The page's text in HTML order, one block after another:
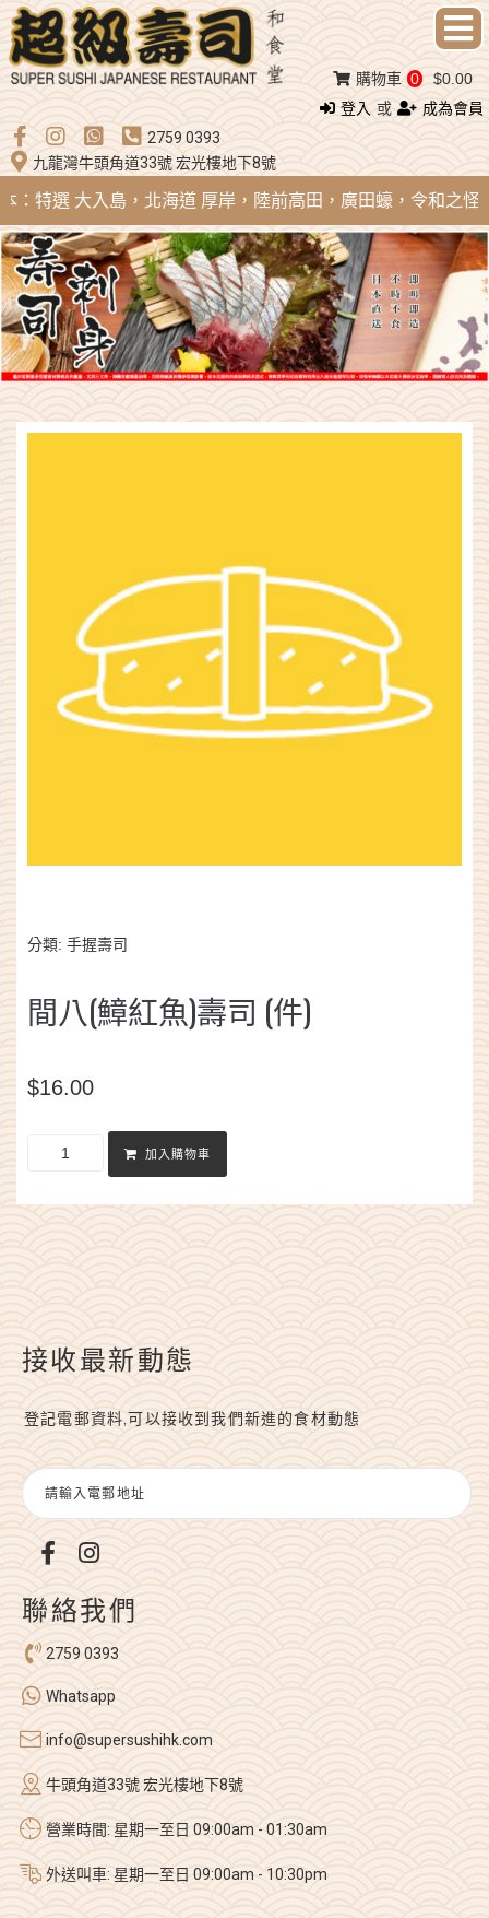
登入 或
成為會員
2759 0393
九龍灣牛頭角道33號 宏光樓地下8號
購物車 0 $0.00
：特選 大入島，北海道 厚岸，陸前高田，廣田蠔，令和之
分類: 手握壽司
間八(鱆紅魚)壽司 (件)
$16.00
加入購物車
接收最新動態
登記電郵資料,可以接收到我們新進的食材動態
聯絡我們
2759 0393
Whatsapp
info@supersushihk.com
牛頭角道33號 宏光樓地下8號
營業時間: 星期一至日 09:00am - 01:30am
外送叫車: 星期一至日 09:00am - 10:30pm